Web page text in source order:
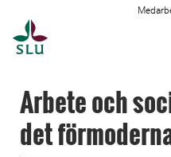
Arbete och
det